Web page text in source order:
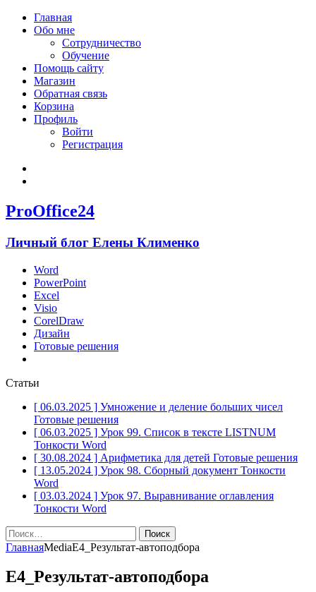
Главная
Обо мне
Сотрудничество
Обучение
Помощь сайту
Магазин
Обратная связь
Корзина
Профиль
Войти
Регистрация
ProOffice24
Личный блог Елены Клименко
Word
PowerPoint
Excel
Visio
CorelDraw
Дизайн
Готовые решения
Статьи
[ 06.03.2025 ] Умножение и деление больших чисел
Готовые решения
[ 06.03.2025 ] Урок 99. Список в тексте LISTNUM
Тонкости Word
[ 30.08.2024 ] Арифметика для детей Готовые решения
[ 13.05.2024 ] Урок 98. Сборный документ Тонкости
Word
[ 03.03.2024 ] Урок 97. Выравнивание оглавления
Тонкости Word
Найти:
ГлавнаяMediaЕ4_Результат-автоподбора
Е4_Результат-автоподбора